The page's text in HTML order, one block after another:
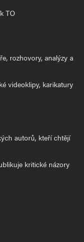
TO
rozhovory, analýzy a
videoklipy, karikatury
autorů, kteří chtějí
kritické názory